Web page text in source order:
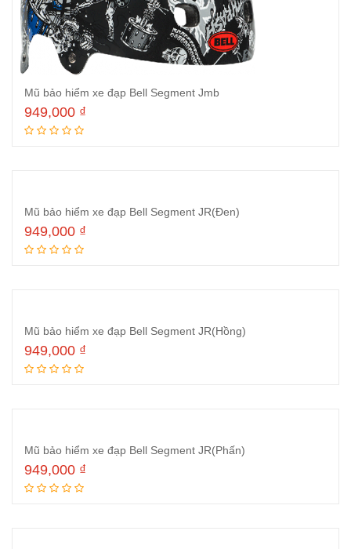
Mũ bảo hiểm xe đạp Bell Segment Jmb
949,000 ₫
Mũ bảo hiểm xe đạp Bell Segment JR(Đen)
949,000 ₫
Mũ bảo hiểm xe đạp Bell Segment JR(Hồng)
949,000 ₫
Mũ bảo hiểm xe đạp Bell Segment JR(Phấn)
949,000 ₫